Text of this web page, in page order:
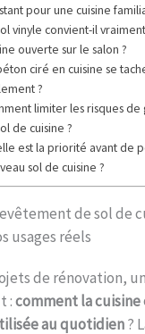
pour une cuisine
vinyle convient-il
ouverte sur le salon ?
ciré en cuisine se
?
limiter les risques de
de cuisine ?
est la priorité avant de
sol de cuisine ?
de sol de
usages réels
de rénovation,
:comment la
au quotidien?